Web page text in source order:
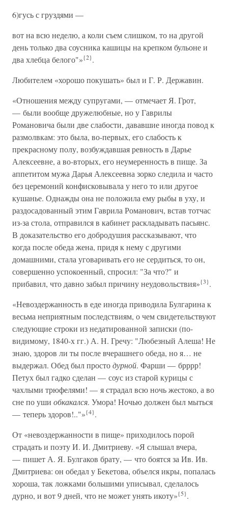
6)гусь с груздями —
вот на всю неделю, а коли съем слишком, то на другой
день только два соусника кашицы на крепком бульоне и
два хлебца белого"»{2}.
Любителем «хорошо покушать» был и Г. Р. Державин.
«Отношения между супругами, — отмечает Я. Грот,
— были вообще дружелюбные, но у Гаврилы
Романовича были две слабости, дававшие иногда повод к
размолвкам: это была, во-первых, его слабость к
прекрасному полу, возбуждавшая ревность в Дарье
Алексеевне, а во-вторых, его неумеренность в пище. За
аппетитом мужа Дарья Алексеевна зорко следила и часто
без церемоний конфисковывала у него то или другое
кушанье. Однажды она не положила ему рыбы в уху, и
раздосадованный этим Гаврила Романович, встав тотчас
из-за стола, отправился в кабинет раскладывать пасьянс.
В доказательство его добродушия рассказывают, что
когда после обеда жена, придя к нему с другими
домашними, стала уговаривать его не сердиться, то он,
совершенно успокоенный, спросил: "За что?" и
прибавил, что давно забыл причину неудовольствия»{3}.
«Невоздержанность в еде иногда приводила Булгарина к
весьма неприятным последствиям, о чем свидетельствуют
следующие строки из недатированной записки (по-
видимому, 1840-х гг.) А. Н. Гречу: "Любезный Алеша! Не
знаю, здоров ли ты после вчерашнего обеда, но я… не
выдержал. Обед был простодурной. Фарши — брррр!
Петух был гадко сделан — соус из старой курицы с
чахлыми трюфелями! — я страдал всю ночь жестоко, а во
сне по уши обкакался. Умора! Ночью должен был мыться
— теперь здоров!.."»{4}.
От «невоздержанности в пище» приходилось порой
страдать и поэту И. И. Дмитриеву. «Я слышал вчера,
— пишет А. Я. Булгаков брату, — что боятся за Ив. Ив.
Дмитриева: он обедал у Бекетова, объелся икры, попалась
хороша, так ложками большими уписывал, сделалось
дурно, и вот 9 дней, что не может унять икоту»{5}.